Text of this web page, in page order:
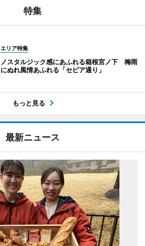
特集
エリア特集
ノスタルジック感にあふれる箱根宮ノ下 梅雨
にぬれ風情あふれる「セピア通り」
もっと見る
最新ニュース